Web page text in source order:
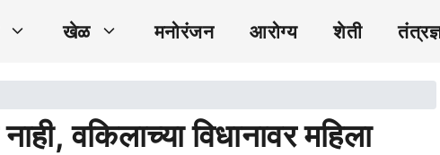
खेळ मनोरंजन आरोग्य शेती
वकिलाच्या विधानावर महिला